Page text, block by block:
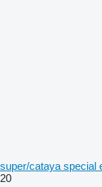
super/cataya special
20